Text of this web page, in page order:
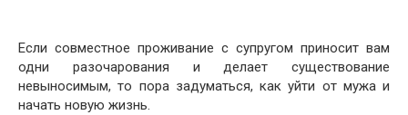
Если совместное проживание с супругом приносит вам
одни разочарования и делает существование
невыносимым, то пора задуматься, как уйти от мужа и
начать новую жизнь.